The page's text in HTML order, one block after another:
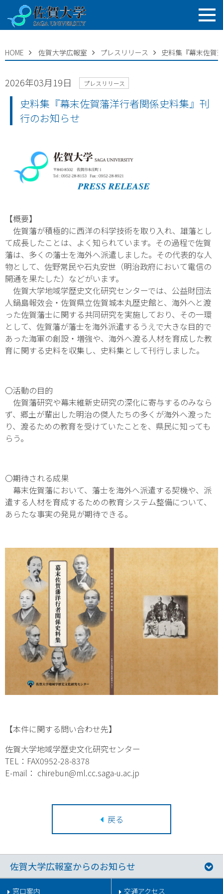
HOME 佐賀大学広報室 プレスリリース 史料集『幕末佐賀
2026年03月19日 プレスリリース
史料集『幕末佐賀藩洋行者関係史料集』刊
行のお知らせ
【概要】
佐賀藩が積極的に西洋の科学技術を取り入れ、雄藩とし
て成長したことは、よく知られています。その過程で佐賀
藩は、多くの藩士を海外へ派遣しました。その代表的な人
物として、佐野常民や石丸安世（明治政府において電信の
開通を果たした）などがいます。
佐賀大学地域学歴史文化研究センターでは、公益財団法
人鍋島報效会・佐賀県立佐賀城本丸歴史館と、海外へと渡
った佐賀藩士に関する共同研究を実施しており、その一環
として、佐賀藩が藩士を海外派遣するうえで大きな目的で
あった海軍の創設・増強や、海外へ渡る人材を育成した教
育に関する史料を収集し、史料集として刊行しました。
〇活動の目的
佐賀藩研究や幕末維新史研究の深化に寄与するのみなら
ず、郷土が輩出した明治の傑人たちの多くが海外へ渡った
り、渡るための教育を受けていたことを、県民に知っても
らう。
〇期待される成果
幕末佐賀藩において、藩士を海外へ派遣する契機や、派
遣する人材を育成するための教育システム整備について、
あらたな事実の発見が期待できる。
【本件に関する問い合わせ先】
佐賀大学地域学歴史文化研究センター
TEL：FAX0952-28-8378
E-mail： chirebun@ml.cc.saga-u.ac.jp
戻る
佐賀大学広報室からのお知らせ
窓口案内 交通アクセス